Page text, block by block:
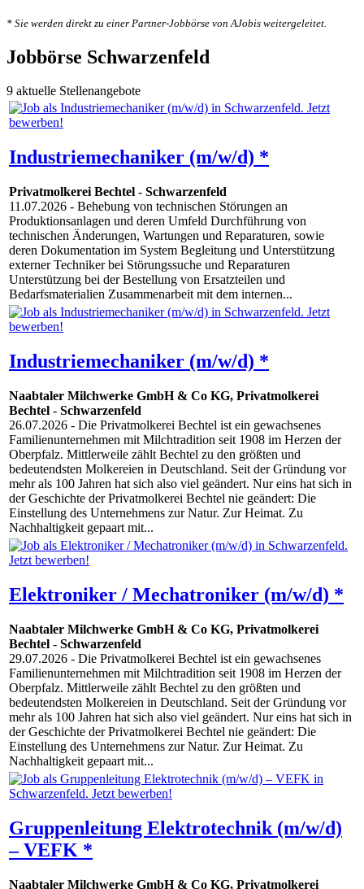
* Sie werden direkt zu einer Partner-Jobbörse von AJobis weitergeleitet.
Jobbörse Schwarzenfeld
9 aktuelle Stellenangebote
Industriemechaniker (m/w/d) *
Privatmolkerei Bechtel - Schwarzenfeld
11.07.2026 - Behebung von technischen Störungen an
Produktionsanlagen und deren Umfeld Durchführung von
technischen Änderungen, Wartungen und Reparaturen, sowie
deren Dokumentation im System Begleitung und Unterstützung
externer Techniker bei Störungssuche und Reparaturen
Unterstützung bei der Bestellung von Ersatzteilen und
Bedarfsmaterialien Zusammenarbeit mit dem internen...
Industriemechaniker (m/w/d) *
Naabtaler Milchwerke GmbH & Co KG, Privatmolkerei
Bechtel - Schwarzenfeld
26.07.2026 - Die Privatmolkerei Bechtel ist ein gewachsenes
Familienunternehmen mit Milchtradition seit 1908 im Herzen der
Oberpfalz. Mittlerweile zählt Bechtel zu den größten und
bedeutendsten Molkereien in Deutschland. Seit der Gründung vor
mehr als 100 Jahren hat sich also viel geändert. Nur eins hat sich in
der Geschichte der Privatmolkerei Bechtel nie geändert: Die
Einstellung des Unternehmens zur Natur. Zur Heimat. Zu
Nachhaltigkeit gepaart mit...
Elektroniker / Mechatroniker (m/w/d) *
Naabtaler Milchwerke GmbH & Co KG, Privatmolkerei
Bechtel - Schwarzenfeld
29.07.2026 - Die Privatmolkerei Bechtel ist ein gewachsenes
Familienunternehmen mit Milchtradition seit 1908 im Herzen der
Oberpfalz. Mittlerweile zählt Bechtel zu den größten und
bedeutendsten Molkereien in Deutschland. Seit der Gründung vor
mehr als 100 Jahren hat sich also viel geändert. Nur eins hat sich in
der Geschichte der Privatmolkerei Bechtel nie geändert: Die
Einstellung des Unternehmens zur Natur. Zur Heimat. Zu
Nachhaltigkeit gepaart mit...
Gruppenleitung Elektrotechnik (m/w/d)
– VEFK *
Naabtaler Milchwerke GmbH & Co KG, Privatmolkerei